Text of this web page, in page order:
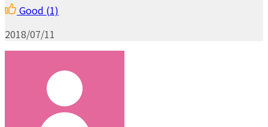
Good (1)
2018/07/11